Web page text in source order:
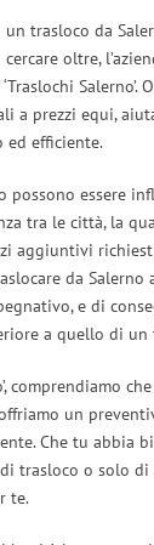
trasloco da
oltre,
Salerno’.
a prezzi equi,
ed efficiente.
possono essere
tra le città, la
aggiuntivi
da Salerno
e di
a quello di un
comprendiamo
un
Che tu abbia
trasloco o solo di
te.